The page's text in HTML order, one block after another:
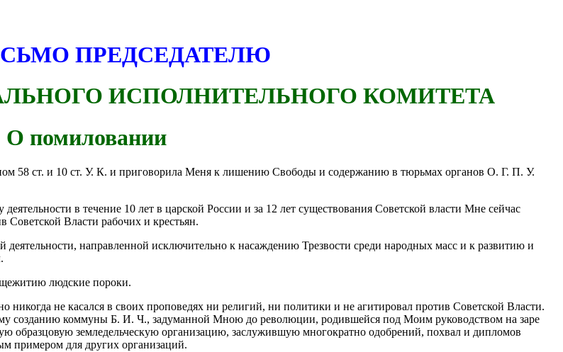
ПРЕДСЕДАТЕЛЮ
ИСПОЛНИТЕЛЬНОГО КОМИТЕТА
О помиловании
58 ст. и 10 ст. У. К. и приговорила Меня к лишению Свободы и содержанию в тюрьмах органов О. Г. П. У.
в течение 10 лет в царской России и за 12 лет существования Советской власти Мне сейчас
Власти рабочих и крестьян.
направленной исключительно к насаждению Трезвости среди народных масс и к развитию и
людские пороки.
никогда не касался в своих проповедях ни религий, ни политики и не агитировал против Советской Власти.
созданию коммуны Б. И. Ч., задуманной Мною до революции, родившейся под Моим руководством на заре
земледельческую организацию, заслужившую многократно одобрений, похвал и дипломов
примером для других организаций.